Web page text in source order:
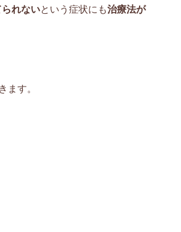
れないという症状にも治療法が
ます。